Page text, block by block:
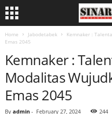
Home Jabodetabek
Kemnaker :
Emas 2045
Kemnaker :
Modalitas
Emas 2045
By admin - February 27, 2024 244